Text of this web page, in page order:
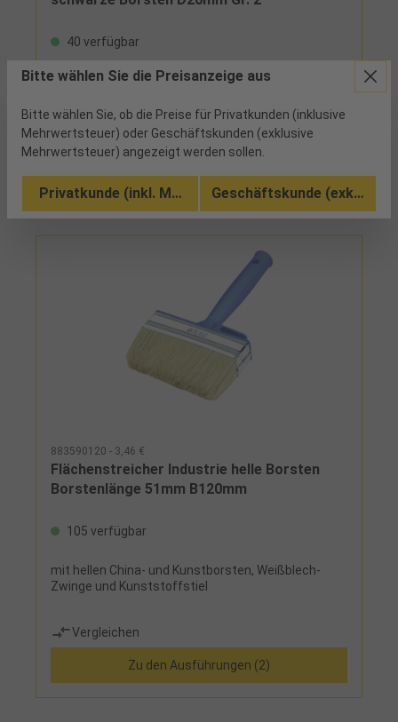
40 verfügbar
doppelter Fadenvorband, mit schwarzen
Vergleichen
Zu den Ausführungen (6)
883590120 - 3,46 €
Flächenstreicher Industrie helle Borsten
Borstenlänge 51mm B120mm
105 verfügbar
mit hellen China- und Kunstborsten, Weißblech-
Zwinge und Kunststoffstiel
Vergleichen
Zu den Ausführungen (2)
Bitte wählen Sie die Preisanzeige aus
Bitte wählen Sie, ob die Preise für Privatkunden (inklusive
Mehrwertsteuer) oder Geschäftskunden (exklusive
Mehrwertsteuer) angezeigt werden sollen.
Privatkunde (inkl. MwSt.) Geschäftskunde (exkl.